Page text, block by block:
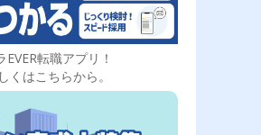
EVER転職アプリ！
くはこちらから。